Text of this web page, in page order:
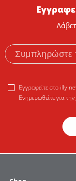
Εγγραφείτε στο illy
Ενημερωθείτε για την